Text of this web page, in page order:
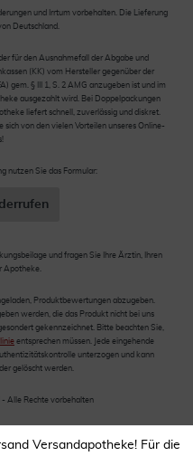
und Irrtum vorbehalten. Die Lieferung
Deutschland.
für den Ausnahmefall der Abgabe und
(KK) vom Hersteller gegenüber der
gem. § III 1, S. 2 AMG anzugeben ist und im
ausgezahlt wird. Bei Doppelpackungen
liefert schnell, zuverlässig und diskret.
sich von den vielen Vorteilen unseres Online-
nutzen Sie das Formular:
und fragen Sie Ihre Ärztin, Ihren
Apotheke.
Produktbewertungen abzugeben.
werden, die das Produkt nicht bei uns
gekennzeichnet. Bitte beachten Sie,
entsprechen müssen. Jede eingehende
unterzogen und kann
gelöscht werden.
Alle Rechte vorbehalten
Versandapotheke! Für die